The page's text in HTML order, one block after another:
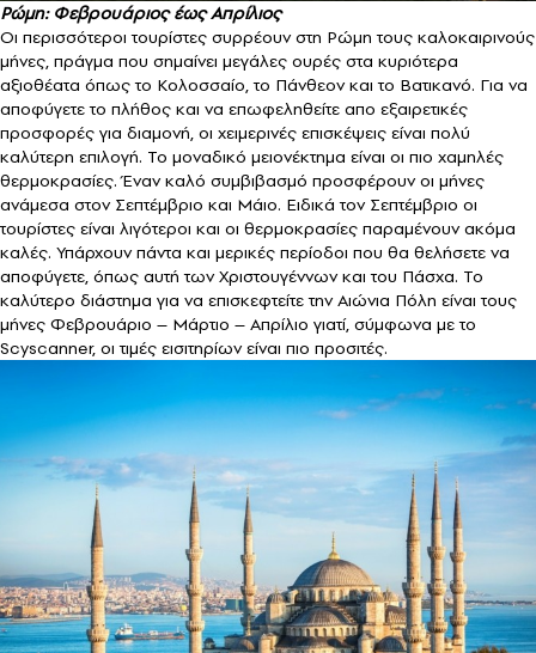
Ρώμη: Φεβρουάριος έως Απρίλιος
Οι περισσότεροι τουρίστες συρρέουν στη Ρώμη τους καλοκαιρινούς
μήνες, πράγμα που σημαίνει μεγάλες ουρές στα κυριότερα
αξιοθέατα όπως το Κολοσσαίο, το Πάνθεον και το Βατικανό. Για να
αποφύγετε το πλήθος και να επωφεληθείτε απο εξαιρετικές
προσφορές για διαμονή, οι χειμερινές επισκέψεις είναι πολύ
καλύτερη επιλογή. Το μοναδικό μειονέκτημα είναι οι πιο χαμηλές
θερμοκρασίες. Έναν καλό συμβιβασμό προσφέρουν οι μήνες
ανάμεσα στον Σεπτέμβριο και Μάιο. Ειδικά τον Σεπτέμβριο οι
τουρίστες είναι λιγότεροι και οι θερμοκρασίες παραμένουν ακόμα
καλές. Υπάρχουν πάντα και μερικές περίοδοι που θα θελήσετε να
αποφύγετε, όπως αυτή των Χριστουγέννων και του Πάσχα. Το
καλύτερο διάστημα για να επισκεφτείτε την Αιώνια Πόλη είναι τους
μήνες Φεβρουάριο – Μάρτιο – Απρίλιο γιατί, σύμφωνα με το
Scyscanner, οι τιμές εισιτηρίων είναι πιο προσιτές.